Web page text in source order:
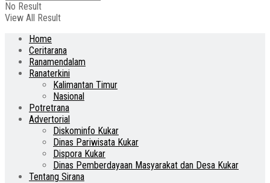
No Result
View All Result
Home
Ceritarana
Ranamendalam
Ranaterkini
Kalimantan Timur
Nasional
Potretrana
Advertorial
Diskominfo Kukar
Dinas Pariwisata Kukar
Dispora Kukar
Dinas Pemberdayaan Masyarakat dan Desa Kukar
Tentang Sirana